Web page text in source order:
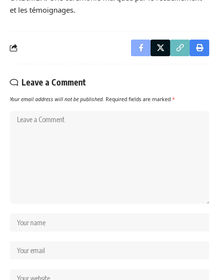
et les témoignages.
Leave a Comment
Your email address will not be published. Required fields are marked *